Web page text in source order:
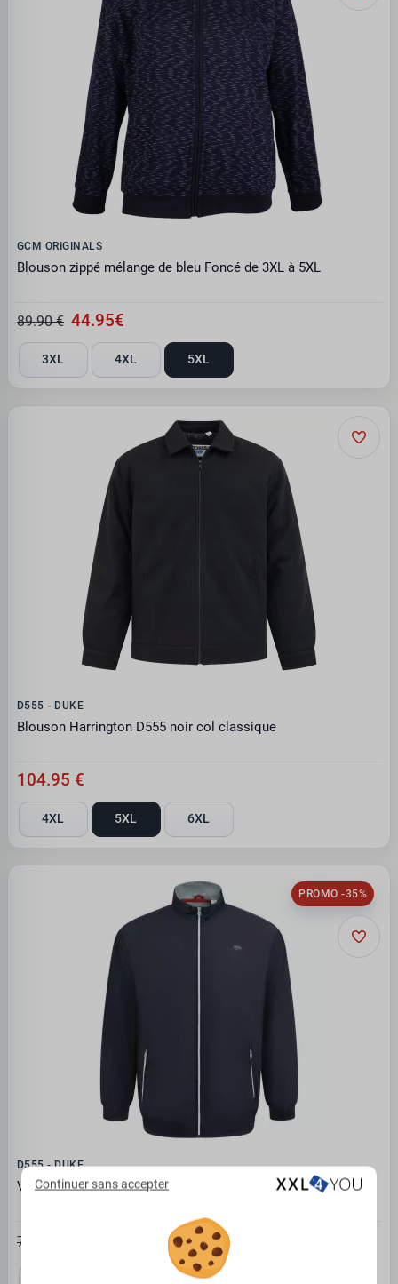
GCM ORIGINALS
Blouson zippé mélange de bleu Foncé de 3XL à 5XL
89.90 € 44.95€
3XL 4XL 5XL
D555 - DUKE
Blouson Harrington D555 noir col classique
104.95 €
4XL 5XL 6XL
PROMO -35%
D555 - DUKE
Veste légère bleu marine de 3XL à 6XL
74.95 €
Continuer sans accepter